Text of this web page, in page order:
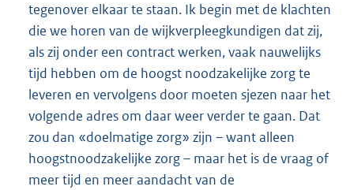
tegenover elkaar te staan. Ik begin met de klachten
die we horen van de wijkverpleegkundigen dat zij,
als zij onder een contract werken, vaak nauwelijks
tijd hebben om de hoogst noodzakelijke zorg te
leveren en vervolgens door moeten sjezen naar het
volgende adres om daar weer verder te gaan. Dat
zou dan «doelmatige zorg» zijn – want alleen
hoogstnoodzakelijke zorg – maar het is de vraag of
meer tijd en meer aandacht van de